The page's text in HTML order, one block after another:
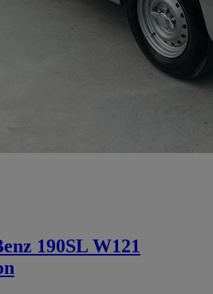
190SL W121